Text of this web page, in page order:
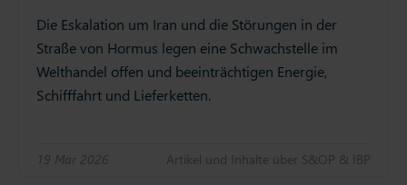
Die Eskalation um Iran und die Störungen in der
Straße von Hormus legen eine Schwachstelle im
Welthandel offen und beeinträchtigen Energie,
Schifffahrt und Lieferketten.
19 Mar 2026 Artikel und Inhalte über S&OP & IBP